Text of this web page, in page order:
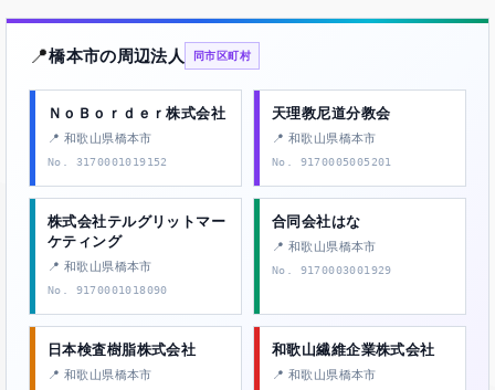
📍橋本市の周辺法人 同市区町村
ＮｏＢｏｒｄｅｒ株式会社
📍 和歌山県橋本市
No. 3170001019152
天理教尼道分教会
📍 和歌山県橋本市
No. 9170005005201
株式会社テルグリットマー
ケティング
📍 和歌山県橋本市
No. 9170001018090
合同会社はな
📍 和歌山県橋本市
No. 9170003001929
日本検査樹脂株式会社
📍 和歌山県橋本市
和歌山繊維企業株式会社
📍 和歌山県橋本市